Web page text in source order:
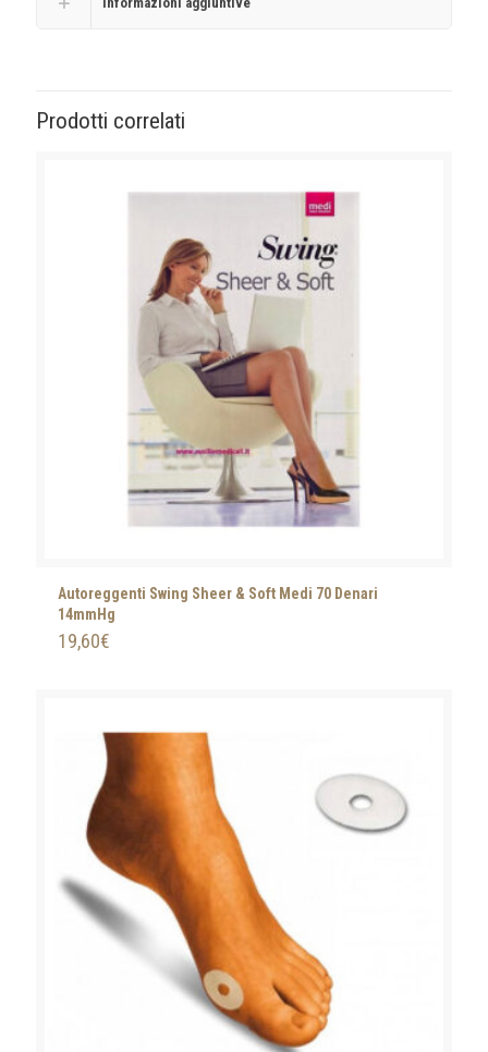
Prodotti correlati
Autoreggenti Swing Sheer & Soft Medi 70 Denari
14mmHg
19,60€